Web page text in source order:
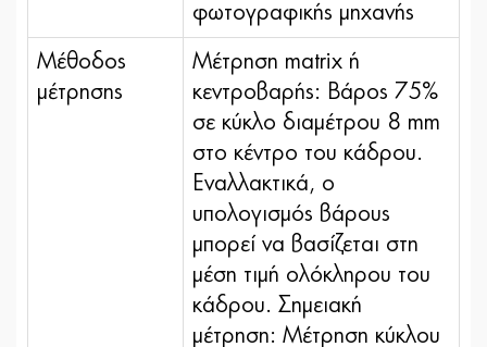
φωτογραφικής μηχανής
Μέθοδος
μέτρησης
Μέτρηση matrix ή
κεντροβαρής: Βάρος 75%
σε κύκλο διαμέτρου 8 mm
στο κέντρο του κάδρου.
Εναλλακτικά, ο
υπολογισμός βάρους
μπορεί να βασίζεται στη
μέση τιμή ολόκληρου του
κάδρου. Σημειακή
μέτρηση: Μέτρηση κύκλου